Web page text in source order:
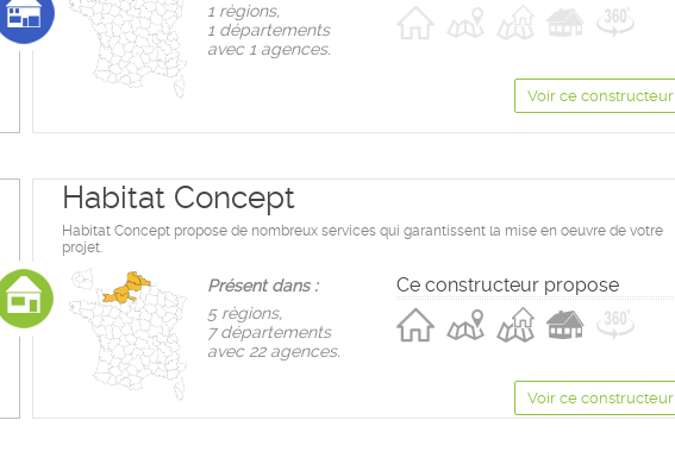
1 règions,
1 départements
avec 1 agences.
Voir ce constructeur
Habitat Concept
Habitat Concept propose de nombreux services qui garantissent la mise en oeuvre de votre
projet.
Présent dans :
5 règions,
7 départements
avec 22 agences.
Ce constructeur propose
Voir ce constructeur